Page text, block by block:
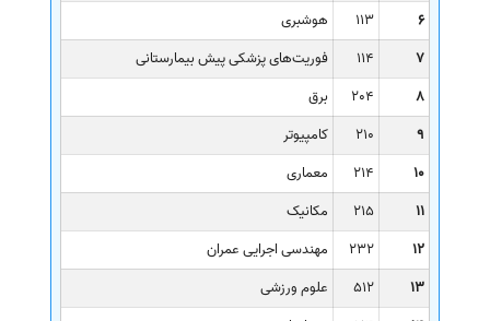
6
113
هوشبری
7
114
فوریت‌های پزشکی پیش بیمارستانی
8
204
برق
9
210
کامپیوتر
10
214
معماری
11
215
مکانیک
12
232
مهندسی اجرایی عمران
13
512
علوم ورزشی